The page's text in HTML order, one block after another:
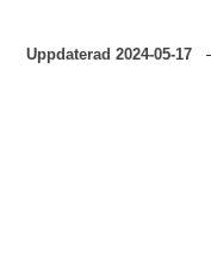
Uppdaterad2024-05-17